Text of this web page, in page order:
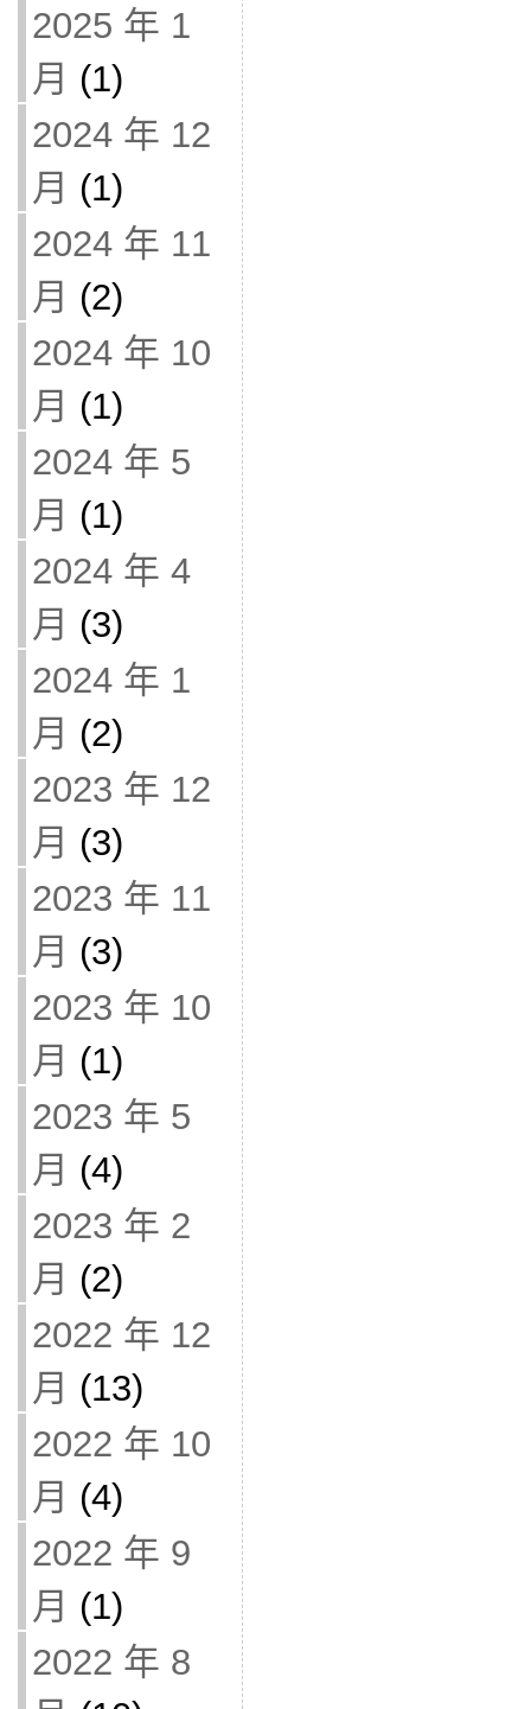
2025 年 1
月 (1)
2024 年 12
月 (1)
2024 年 11
月 (2)
2024 年 10
月 (1)
2024 年 5
月 (1)
2024 年 4
月 (3)
2024 年 1
月 (2)
2023 年 12
月 (3)
2023 年 11
月 (3)
2023 年 10
月 (1)
2023 年 5
月 (4)
2023 年 2
月 (2)
2022 年 12
月 (13)
2022 年 10
月 (4)
2022 年 9
月 (1)
2022 年 8